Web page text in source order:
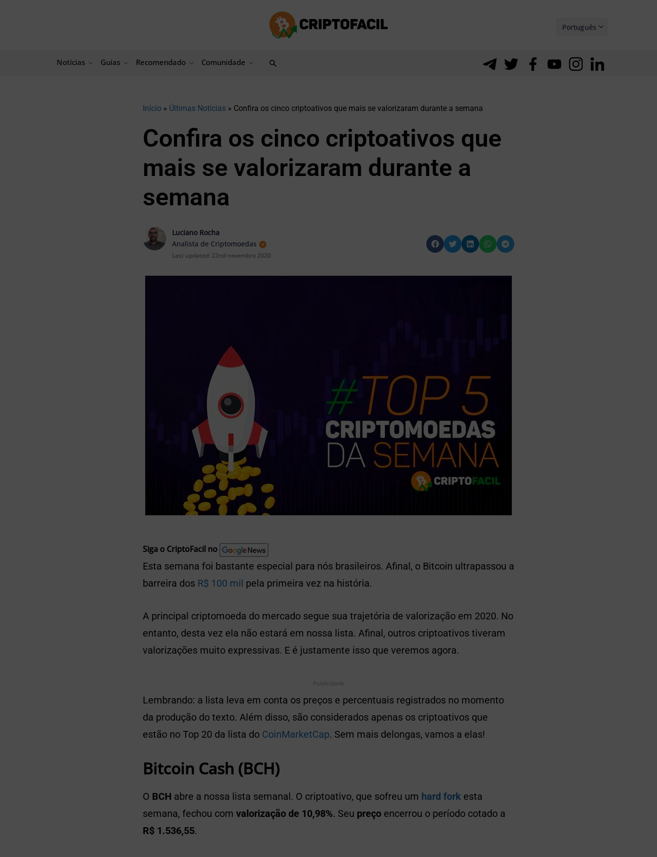
Português
Notícias Guias Recomendado Comunidade Pesquisar
Início » Últimas Notícias » Confira os cinco criptoativos que mais se valorizaram durante a semana
Confira os cinco criptoativos que
mais se valorizaram durante a
semana
Luciano Rocha
Analista de Criptomoedas
Last updated: 22nd novembro 2020
Siga o CriptoFacil no
Esta semana foi bastante especial para nós brasileiros. Afinal, o Bitcoin ultrapassou a
barreira dos R$ 100 mil pela primeira vez na história.
A principal criptomoeda do mercado segue sua trajetória de valorização em 2020. No
entanto, desta vez ela não estará em nossa lista. Afinal, outros criptoativos tiveram
valorizações muito expressivas. E é justamente isso que veremos agora.
Publicidade
Lembrando: a lista leva em conta os preços e percentuais registrados no momento
da produção do texto. Além disso, são considerados apenas os criptoativos que
estão no Top 20 da lista do CoinMarketCap. Sem mais delongas, vamos a elas!
Bitcoin Cash (BCH)
O BCH abre a nossa lista semanal. O criptoativo, que sofreu um hard fork esta
semana, fechou com valorização de 10,98%. Seu preço encerrou o período cotado a
R$ 1.536,55.